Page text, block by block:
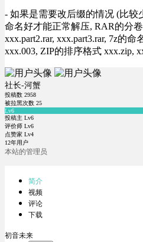
- 如果是需要改后缀的情况 (比较
命名好才能正常解压, RAR的分
xxx.part2.rar, xxx.part3.rar, 7z的
xxx.003, ZIP的排序格式 xxx.zip,
社长-河蟹
投稿数 2958
被拉黑次数 25
Lv6
投稿主 Lv6
评价师 Lv6
点赞家 Lv4
12年用户
本站的管理员
简介
视频
评论
下载
初音未来